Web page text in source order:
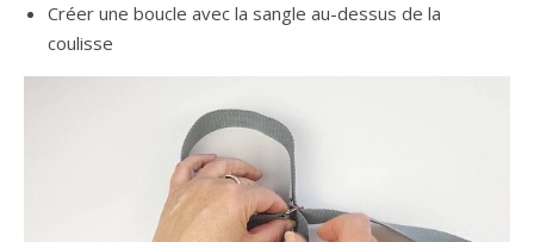
Créer une boucle avec la sangle au-dessus de la
coulisse